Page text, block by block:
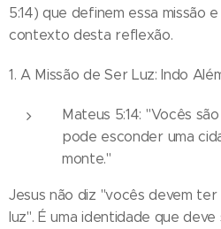
5:14) que definem essa missão
contexto desta reflexão.
1. A Missão de Ser Luz: Indo
Mateus 5:14: "Vocês
pode esconder uma
monte."
Jesus não diz "vocês devem ter
luz". É uma identidade que